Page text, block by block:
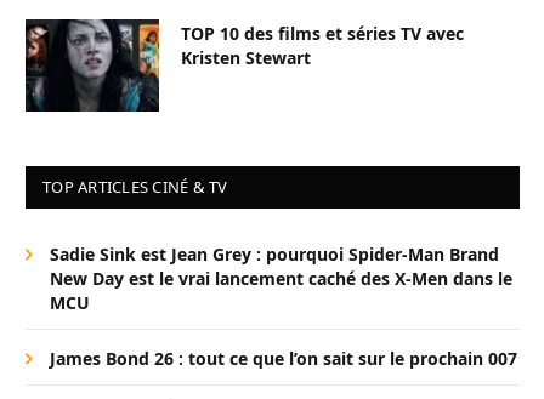
TOP 10 des films et séries TV avec
Kristen Stewart
TOP ARTICLES CINÉ & TV
Sadie Sink est Jean Grey : pourquoi Spider-Man Brand
New Day est le vrai lancement caché des X-Men dans le
MCU
James Bond 26 : tout ce que l’on sait sur le prochain 007